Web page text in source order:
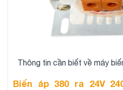
Thông tin cần biết về máy
Biến áp 380 ra 24V